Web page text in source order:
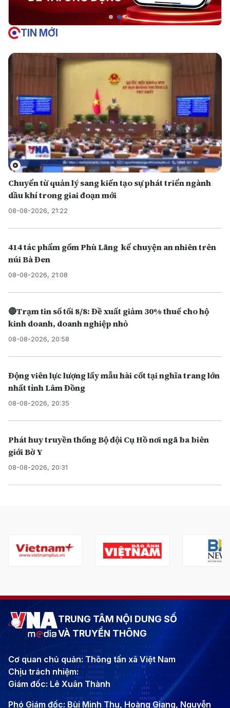
TIN MỚI
Chuyển từ quản lý sang kiến tạo sự phát triển ngành
dầu khí trong giai đoạn mới
08-08-2026, 21:22
414 tác phẩm gốm Phù Lãng kể chuyện an nhiên trên
núi Bà Đen
08-08-2026, 21:08
🔴Trạm tin số tối 8/8: Đề xuất giảm 30% thuế cho hộ
kinh doanh, doanh nghiệp nhỏ
08-08-2026, 20:58
Động viên lực lượng lấy mẫu hài cốt tại nghĩa trang lớn
nhất tỉnh Lâm Đồng
08-08-2026, 20:35
Phát huy truyền thống Bộ đội Cụ Hồ nơi ngã ba biên
giới Bờ Y
08-08-2026, 20:31
TRUNG TÂM NỘI DUNG SỐ
VÀ TRUYỀN THÔNG
Cơ quan chủ quản: Thông tấn xã Việt Nam
Chịu trách nhiệm:
Giám đốc: Lê Xuân Thành
Phó Giám đốc: Bùi Minh Thu, Hoàng Giang, Nguyễn